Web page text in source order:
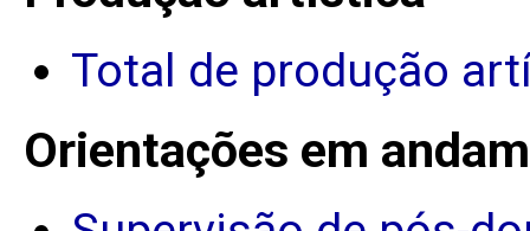
Total de produção
Orientações em